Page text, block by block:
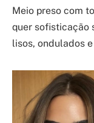
Meio preso com
quer sofisticação
lisos, ondulados